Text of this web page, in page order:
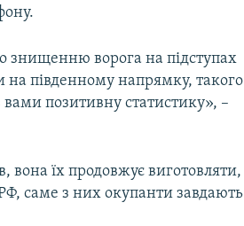
знищенню ворога на підступах
на південному напрямку, такого
позитивну статистику», –
вона їх продовжує виготовляти,
саме з них окупанти завдають